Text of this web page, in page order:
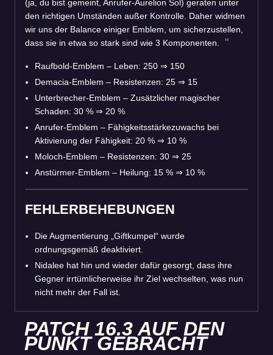
(ja, du bist gemeint, Anrufer-Aurelion Sol) geraten unter
den richtigen Umständen außer Kontrolle. Daher widmen
wir uns der Balance einiger Emblem, um sicherzustellen,
dass sie in etwa so stark sind wie 3 Komponenten.
Raufbold-Emblem – Leben: 250 ⇒ 150
Demacia-Emblem – Resistenzen: 25 ⇒ 15
Unterbrecher-Emblem – Zusätzlicher magischer
Schaden: 30 % ⇒ 20 %
Anrufer-Emblem – Fähigkeitsstärkezuwachs bei
Aktivierung der Fähigkeit: 20 % ⇒ 10 %
Moloch-Emblem – Resistenzen: 30 ⇒ 25
Anstürmer-Emblem – Heilung: 15 % ⇒ 10 %
FEHLERBEHEBUNGEN
Die Augmentierung „Giftkumpel“ wurde
ordnungsgemäß deaktiviert.
Nidalee hat hin und wieder dafür gesorgt, dass ihre
Gegner irrtümlicherweise ihr Ziel wechselten, was nun
nicht mehr der Fall ist.
PATCH 16.3 AUF DEN
PUNKT GEBRACHT